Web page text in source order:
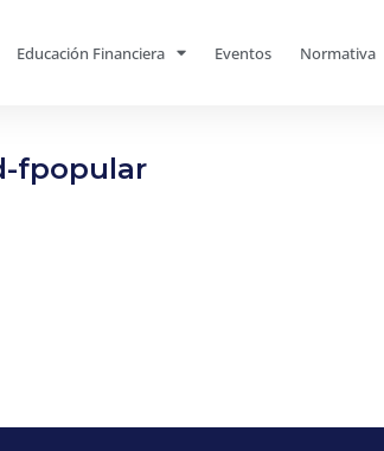
Educación Financiera Eventos Normativa
fpopular